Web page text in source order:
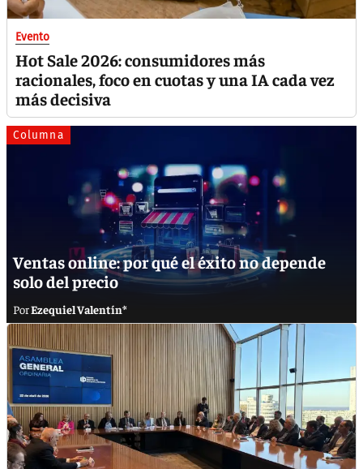
Evento
Hot Sale 2026: consumidores más
racionales, foco en cuotas y una IA cada vez
más decisiva
Columna
Ventas online: por qué el éxito no depende
solo del precio
Ezequiel Valentín*